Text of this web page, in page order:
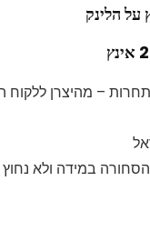
על הלינק
– מהיצרן ללקוח
במידה ולא נחוץ